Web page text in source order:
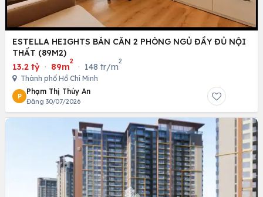
ESTELLA HEIGHTS BÁN CĂN 2 PHÒNG NGỦ ĐẦY ĐỦ NỘI
THẤT (89M2)
13.2 tỷ · 89m
2
· 148 tr/m
2
Thành phố Hồ Chí Minh
P
Phạm Thị Thúy An
Đăng 30/07/2026